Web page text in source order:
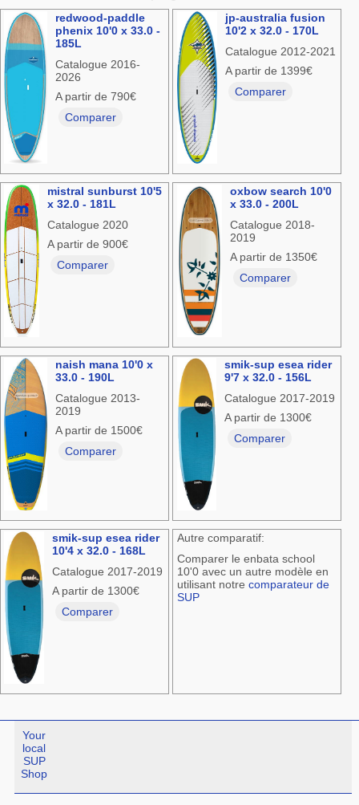
redwood-paddle
phenix 10'0 x 33.0 -
185L
Catalogue 2016-
2026
A partir de 790€
Comparer
jp-australia fusion
10'2 x 32.0 - 170L
Catalogue 2012-2021
A partir de 1399€
Comparer
mistral sunburst 10'5
x 32.0 - 181L
Catalogue 2020
A partir de 900€
Comparer
oxbow search 10'0
x 33.0 - 200L
Catalogue 2018-
2019
A partir de 1350€
Comparer
naish mana 10'0 x
33.0 - 190L
Catalogue 2013-
2019
A partir de 1500€
Comparer
smik-sup esea rider
9'7 x 32.0 - 156L
Catalogue 2017-2019
A partir de 1300€
Comparer
smik-sup esea rider
10'4 x 32.0 - 168L
Catalogue 2017-2019
A partir de 1300€
Comparer
Autre comparatif:
Comparer le enbata school
10'0 avec un autre modèle en
utilisant notre comparateur de
SUP
Your
local
SUP
Shop